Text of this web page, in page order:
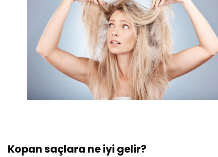
Kopan saçlara ne iyi gelir?